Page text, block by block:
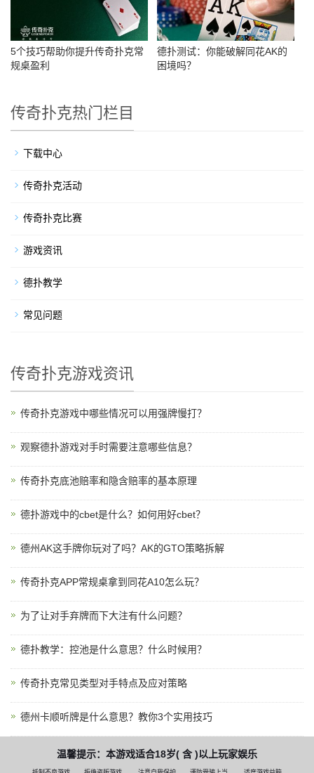
5个技巧帮助你提升传奇扑克常
规桌盈利
德扑测试：你能破解同花AK的
困境吗？
传奇扑克热门栏目
下载中心
传奇扑克活动
传奇扑克比赛
游戏资讯
德扑教学
常见问题
传奇扑克游戏资讯
传奇扑克游戏中哪些情况可以用强牌慢打？
观察德扑游戏对手时需要注意哪些信息？
传奇扑克底池赔率和隐含赔率的基本原理
德扑游戏中的cbet是什么？如何用好cbet？
德州AK这手牌你玩对了吗？AK的GTO策略拆解
传奇扑克APP常规桌拿到同花A10怎么玩？
为了让对手弃牌而下大注有什么问题？
德扑教学：控池是什么意思？什么时候用？
传奇扑克常见类型对手特点及应对策略
德州卡顺听牌是什么意思？教你3个实用技巧
温馨提示：本游戏适合18岁( 含 )以上玩家娱乐